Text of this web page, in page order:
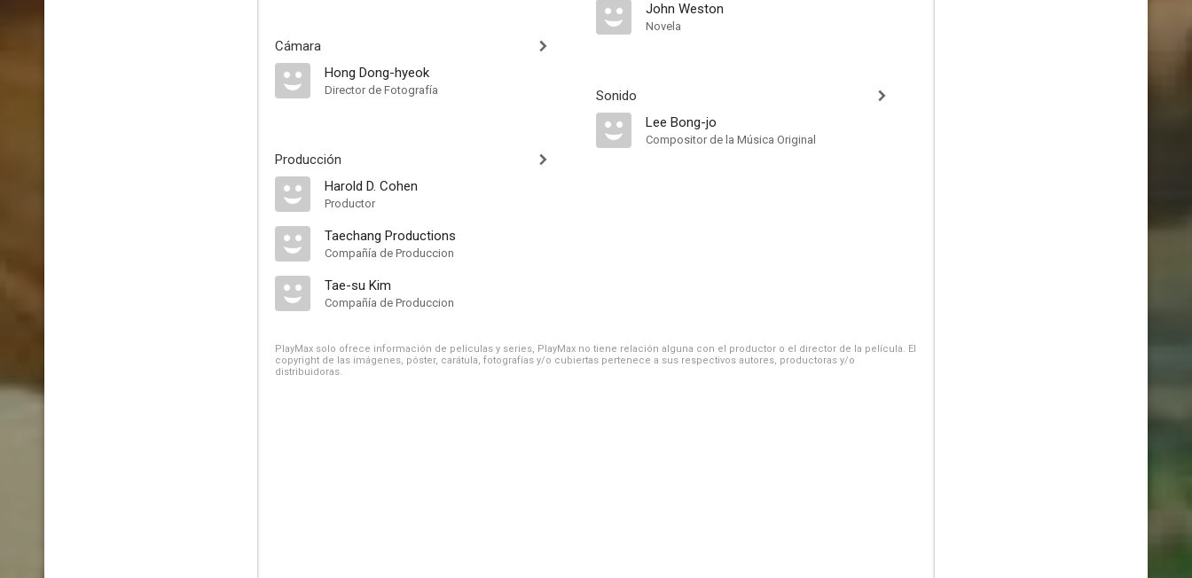
Cámara
Hong Dong-hyeok
Director de Fotografía
Producción
Harold D. Cohen
Productor
Taechang Productions
Compañía de Produccion
Tae-su Kim
Compañía de Produccion
John Weston
Novela
Sonido
Lee Bong-jo
Compositor de la Música Original
PlayMax solo ofrece información de películas y series, PlayMax no tiene relación alguna con el productor o el director de la película. El
copyright de las imágenes, póster, carátula, fotografías y/o cubiertas pertenece a sus respectivos autores, productoras y/o
distribuidoras.